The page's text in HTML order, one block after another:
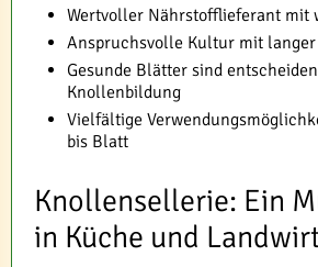
Wertvoller Nährstofflieferant mit
Anspruchsvolle Kultur mit langer
Gesunde Blätter sind
Knollenbildung
Vielfältige
bis Blatt
Knollensellerie: Ein
in Küche und